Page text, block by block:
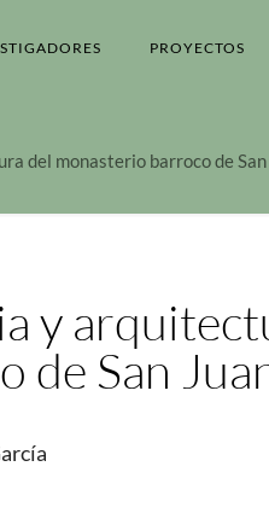
PROYECTOS
del monasterio barroco de San
y
de San